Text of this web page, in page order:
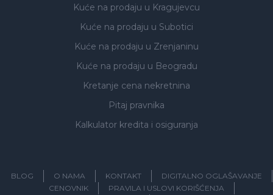
Kuće na prodaju u Kragujevcu
Kuće na prodaju u Subotici
Kuće na prodaju u Zrenjaninu
Kuće na prodaju u Beogradu
Kretanje cena nekretnina
Pitaj pravnika
Kalkulator kredita i osiguranja
BLOG O NAMA KONTAKT
DIGITALNO OGLAŠAVANJE
CENOVNIK
PRAVILA I USLOVI KORIŠĆENJA